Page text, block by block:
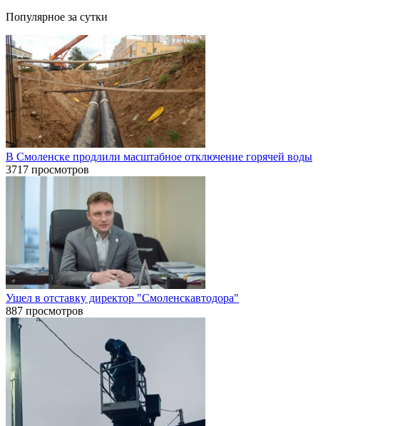
Популярное за сутки
В Смоленске продлили масштабное отключение горячей воды
3717 просмотров
Ушел в отставку директор "Смоленскавтодора"
887 просмотров